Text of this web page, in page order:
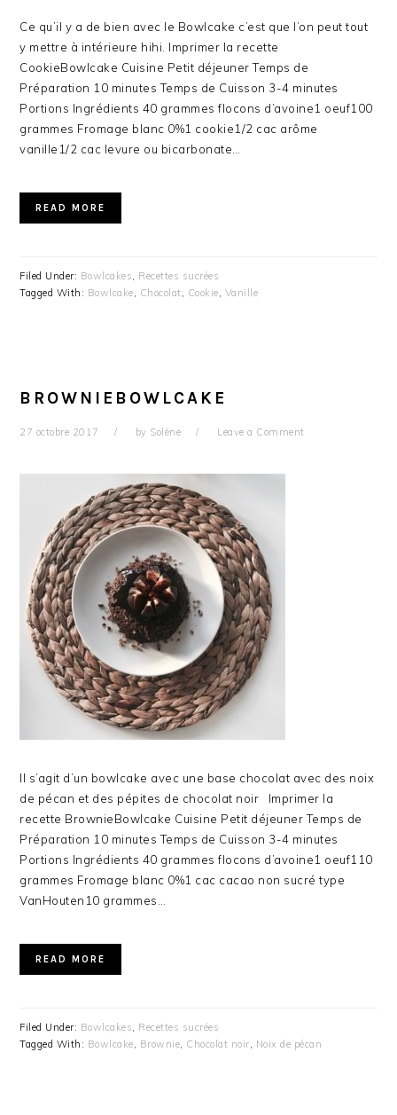
Ce qu’il y a de bien avec le Bowlcake c’est que l’on peut tout
y mettre à intérieure hihi. Imprimer la recette
CookieBowlcake Cuisine Petit déjeuner Temps de
Préparation 10 minutes Temps de Cuisson 3-4 minutes
Portions Ingrédients 40 grammes flocons d’avoine1 oeuf100
grammes Fromage blanc 0%1 cookie1/2 cac arôme
vanille1/2 cac levure ou bicarbonate…
READ MORE
Filed Under: Bowlcakes, Recettes sucrées
Tagged With: Bowlcake, Chocolat, Cookie, Vanille
BROWNIEBOWLCAKE
27 octobre 2017 by Solène Leave a Comment
Il s’agit d’un bowlcake avec une base chocolat avec des noix
de pécan et des pépites de chocolat noir Imprimer la
recette BrownieBowlcake Cuisine Petit déjeuner Temps de
Préparation 10 minutes Temps de Cuisson 3-4 minutes
Portions Ingrédients 40 grammes flocons d’avoine1 oeuf110
grammes Fromage blanc 0%1 cac cacao non sucré type
VanHouten10 grammes…
READ MORE
Filed Under: Bowlcakes, Recettes sucrées
Tagged With: Bowlcake, Brownie, Chocolat noir, Noix de pécan